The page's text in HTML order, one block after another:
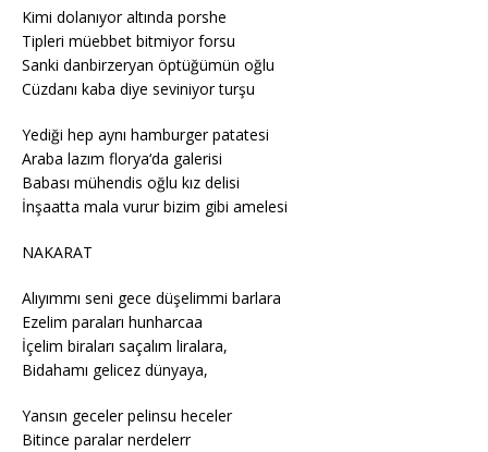
Kimi dolanıyor altında porshe
Tipleri müebbet bitmiyor forsu
Sanki danbirzeryan öptüğümün oğlu
Cüzdanı kaba diye seviniyor turşu
Yediği hep aynı hamburger patatesi
Araba lazım florya‘da galerisi
Babası mühendis oğlu kız delisi
İnşaatta mala vurur bizim gibi amelesi
NAKARAT
Alıyımmı seni gece düşelimmi barlara
Ezelim paraları hunharcaa
İçelim biraları saçalım liralara,
Bidahamı gelicez dünyaya,
Yansın geceler pelinsu heceler
Bitince paralar nerdelerr